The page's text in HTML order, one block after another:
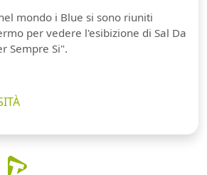
mondo i Blue si sono riuniti
per vedere l'esibizione di Sal Da
Sempre Si".